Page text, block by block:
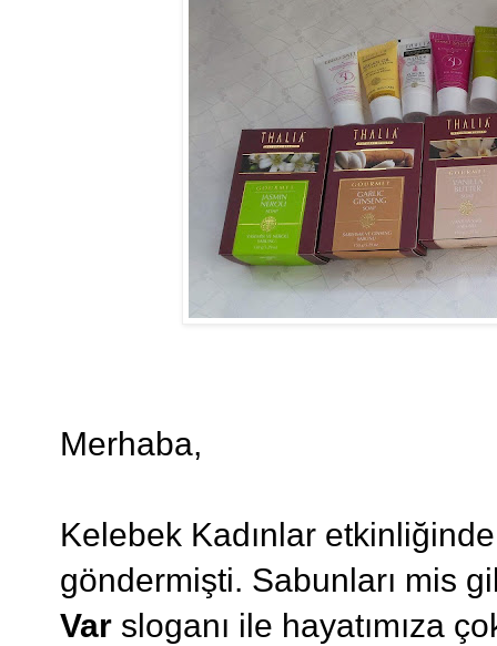
Merhaba,
Kelebek Kadınlar
göndermişti. Sabunları mis
Var sloganı ile hayatımıza